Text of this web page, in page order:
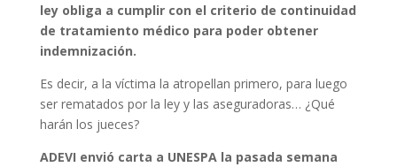
ley obliga a cumplir con el criterio de continuidad
de tratamiento médico para poder obtener
indemnización.
Es decir, a la víctima la atropellan primero, para luego
ser rematados por la ley y las aseguradoras… ¿Qué
harán los jueces?
ADEVI envió carta a UNESPA la pasada semana